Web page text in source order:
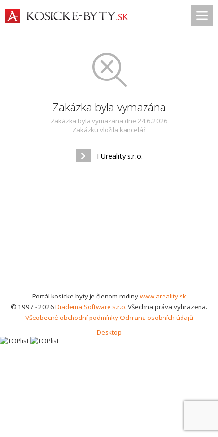
Zakázka byla vymazána
Zakázka byla vymazána dne 24.6.2026
Zakázku vložila kancelář
TUreality s.r.o.
Portál kosicke-byty je členom rodinywww.areality.sk
© 1997 - 2026 Diadema Software s.r.o. Všechna práva vyhrazena.
Všeobecné obchodní podmínkyOchrana osobních údajů
Desktop